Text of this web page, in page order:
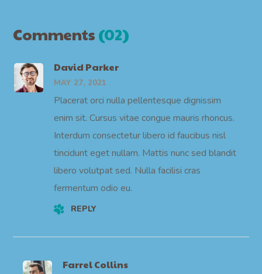
Comments(02)
David Parker
MAY 27, 2021
Placerat orci nulla pellentesque dignissim
enim sit. Cursus vitae congue mauris rhoncus.
Interdum consectetur libero id faucibus nisl
tincidunt eget nullam. Mattis nunc sed blandit
libero volutpat sed. Nulla facilisi cras
fermentum odio eu.
REPLY
Farrel Collins